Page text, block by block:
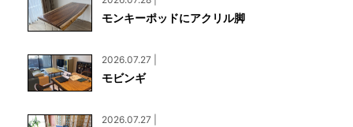
モンキーポッドにアクリル脚
2026.07.27 |
モビンギ
2026.07.27 |